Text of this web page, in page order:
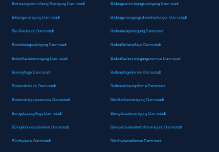
Betreuungseinrichtung Reinigung Darmstadt Bildungseinrichtungsreinigung Darmstadt
Bildungsreinigung Darmstadt Bildungsreinigungsdienstleistungen Darmstadt
Bio-Reinigung Darmstadt Bodenbelagreinigung Darmstadt
Bodenbelagsreinigung Darmstadt Bodenflächenpflege Darmstadt
Bodenflächenreinigung Darmstadt Bodenflächenreinigungsservice Darmstadt
Bodenpflege Darmstadt Bodenpflegedienste Darmstadt
Bodenreinigung Darmstadt Bodenreinigungsfirma Darmstadt
Bodenreinigungsservice Darmstadt Büroflächenreinigung Darmstadt
Bürogebäudepflege Darmstadt Bürogebäudereinigung Darmstadt
Bürogebäudesauberkeit Darmstadt Bürogebäudeunterhaltsreinigung Darmstadt
Bürohygiene Darmstadt Bürohygienedienste Darmstadt